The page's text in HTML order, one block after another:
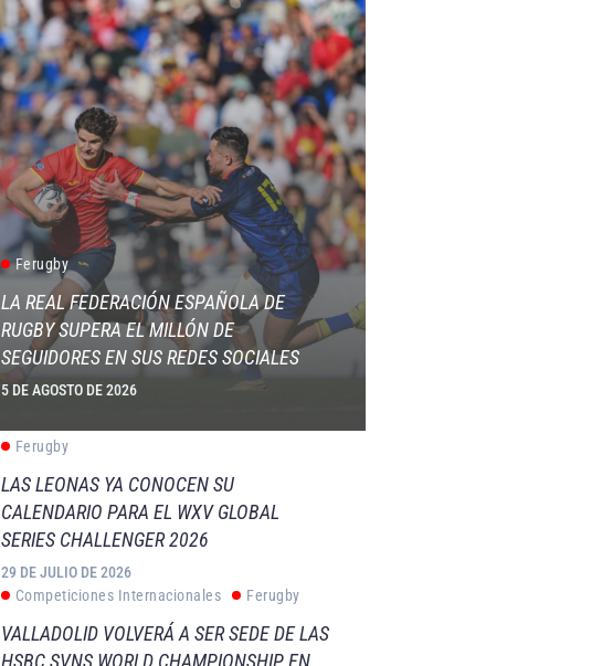
Ferugby
LA REAL FEDERACIÓN ESPAÑOLA DE
RUGBY SUPERA EL MILLÓN DE
SEGUIDORES EN SUS REDES SOCIALES
5 DE AGOSTO DE 2026
Ferugby
LAS LEONAS YA CONOCEN SU
CALENDARIO PARA EL WXV GLOBAL
SERIES CHALLENGER 2026
29 DE JULIO DE 2026
Competiciones Internacionales
Ferugby
VALLADOLID VOLVERÁ A SER SEDE DE LAS
HSBC SVNS WORLD CHAMPIONSHIP EN